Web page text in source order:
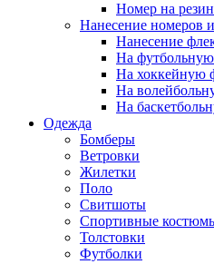
Номер на
Нанесение номеров
Нанесение
На
На хоккейную
На
На
Одежда
Бомберы
Ветровки
Жилетки
Поло
Свитшоты
Спортивные
Толстовки
Футболки